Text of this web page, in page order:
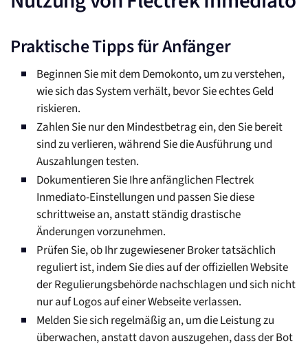
Praktische Tipps für Anfänger
Beginnen Sie mit dem Demokonto, um zu verstehen,
wie sich das System verhält, bevor Sie echtes Geld
riskieren.
Zahlen Sie nur den Mindestbetrag ein, den Sie bereit
sind zu verlieren, während Sie die Ausführung und
Auszahlungen testen.
Dokumentieren Sie Ihre anfänglichen Flectrek
Inmediato-Einstellungen und passen Sie diese
schrittweise an, anstatt ständig drastische
Änderungen vorzunehmen.
Prüfen Sie, ob Ihr zugewiesener Broker tatsächlich
reguliert ist, indem Sie dies auf der offiziellen Website
der Regulierungsbehörde nachschlagen und sich nicht
nur auf Logos auf einer Webseite verlassen.
Melden Sie sich regelmäßig an, um die Leistung zu
überwachen, anstatt davon auszugehen, dass der Bot